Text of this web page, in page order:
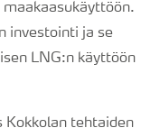
investointi ja se
LNG:n käyttöön
Kokkolan tehtaiden